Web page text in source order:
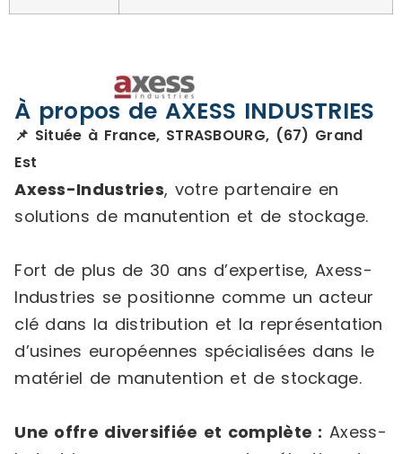
À propos de AXESS INDUSTRIES
📌 Située à France, STRASBOURG, (67) Grand
Est
Axess-Industries, votre partenaire en
solutions de manutention et de stockage.
Fort de plus de 30 ans d’expertise, Axess-
Industries se positionne comme un acteur
clé dans la distribution et la représentation
d’usines européennes spécialisées dans le
matériel de manutention et de stockage.
Une offre diversifiée et complète : Axess-